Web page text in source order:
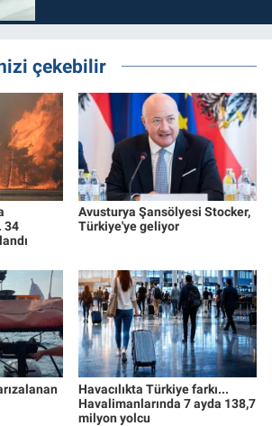
çekebilir
34
Avusturya Şansölyesi Stocker,
Türkiye'ye geliyor
Havacılıkta Türkiye farkı...
Havalimanlarında 7 ayda 138,7
milyon yolcu